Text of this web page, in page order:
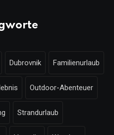
Dubrovnik Familienurlaub
Outdoor-Abenteuer
Strandurlaub